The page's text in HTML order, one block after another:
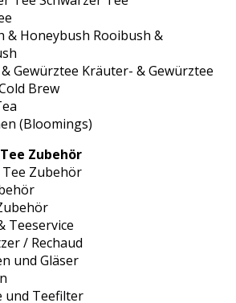
& Honeybush Rooibush &
Gewürztee Kräuter- & Gewürztee
Brew
(Bloomings)
Tee Zubehör
Tee Zubehör
Teeservice
/ Rechaud
und Gläser
und Teefilter